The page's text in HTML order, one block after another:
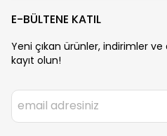
E-BÜLTENE KATIL
Yeni çıkan ürünler, indirimler
kayıt olun!